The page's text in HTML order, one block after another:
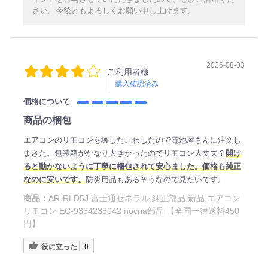
さい。今後ともよろしくお願い申し上げます。
ご利用者様
購入確認済み
2026-08-03
価格について
商品の梱包
エアコンのリモコンを壊したこわしたので電池屋さんに注文し
まさた。包装箱がかなり大きかったのでリモコン大丈夫？ 開け
ると動かないように丁寧に梱包されて安心ました。価格も純正
なのに安いです。防災用品もあるそうなので見たいです。
商品： AR-RLD5J 富士通ゼネラル 純正部品 新品 エアコン
リモコン EC-9334238042 nocria部品 【全国一律送料450
円】
役に立った 0